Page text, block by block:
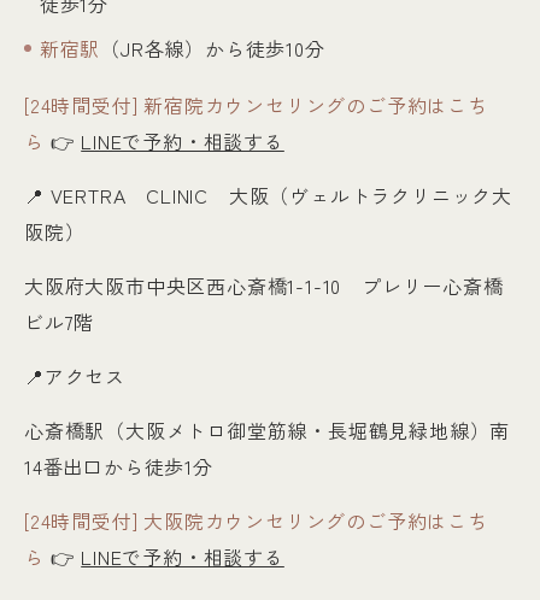
新宿駅 （JR各線）から徒歩10分
[24時間受付] 新宿院カウンセリングのご予約はこち
ら 👉 LINEで予約・相談する
📍 VERTRA CLINIC 大阪（ヴェルトラクリニック大
阪院）
大阪府大阪市中央区西心斎橋1-1-10 プレリー心斎橋
ビル7階
📍アクセス
心斎橋駅（大阪メトロ御堂筋線・長堀鶴見緑地線）南
14番出口から徒歩1分
[24時間受付] 大阪院カウンセリングのご予約はこち
ら 👉 LINEで予約・相談する